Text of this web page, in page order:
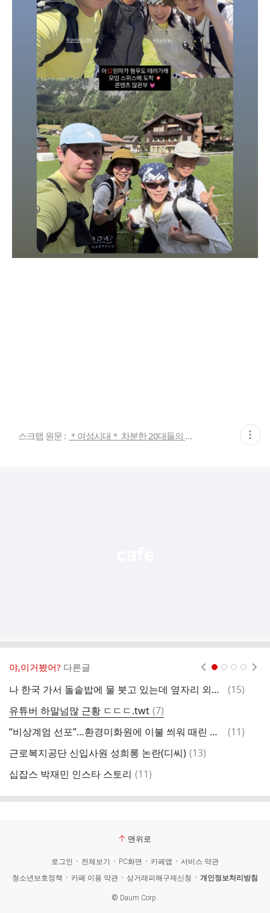
스크랩 원문 : ＊여성시대＊ 차분한 20대들의 알흠다운 공간 현
재
야,이거봤어? 다른글
나 한국 가서 돌솥밥에 물 붓고 있는데 옆자리 외국인이 그거 보고는 자기 밥에도 물 부음
댓
(15)
유튜버 하말넘많 근황 ㄷㄷㄷ.twt 댓
글
(7)
“비상계엄 선포”…환경미화원에 이불 씌워 때린 공무원, 결국 파면
댓
(11)
근로복지공단 신입사원 성희롱 논란(디씨) 댓
(13)
십잡스 박재민 인스타 스토리 댓
(11)
맨위로
로그인 전체보기 PC화면 카페앱
서비스 약관
청소년보호정책
카페 이용 약관 상거래피해구제신청 개인정보처리방침
© Daum Corp.